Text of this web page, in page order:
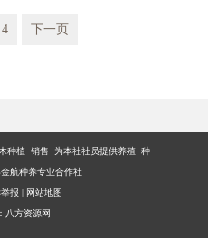
4 下一页
种植 销售 为本社社员提供养殖 种
航种养专业合作社
报 | 网站地图
八方资源网